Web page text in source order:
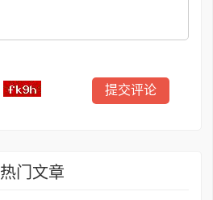
热门文章